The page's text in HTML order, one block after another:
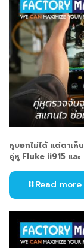
หูบอกไม่ได้ แต่ตาเ
คู่หู Fluke ii915 และ
Read more